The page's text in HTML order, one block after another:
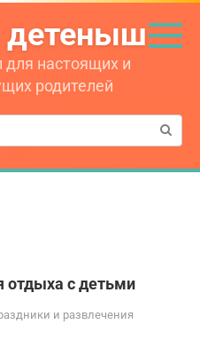
для настоящих и
родителей
отдыха с детьми
и развлечения